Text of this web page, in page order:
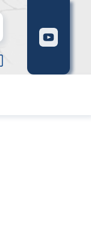
Rechercher